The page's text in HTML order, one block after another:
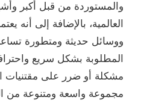
والمستوردة من قبل أكبر
العالمية، بالإضافة إلى أنه
ووسائل حديثة ومتطورة
المطلوبة بشكل سريع
مشكلة أو ضرر على مقتنيات
مجموعة واسعة ومتنوعة من